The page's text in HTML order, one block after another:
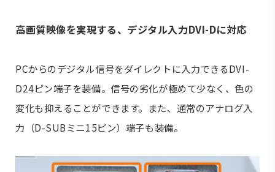
高画質映像を実現する、デジタル入力DVI-Dに対応
PCからのデジタル信号をダイレクトに入力できるDVI-
D24ピン端子を装備。信号の劣化が極めて少なく、色の
変化も抑えることができます。また、通常のアナログ入
力（D-SUBミニ15ピン）端子も装備。